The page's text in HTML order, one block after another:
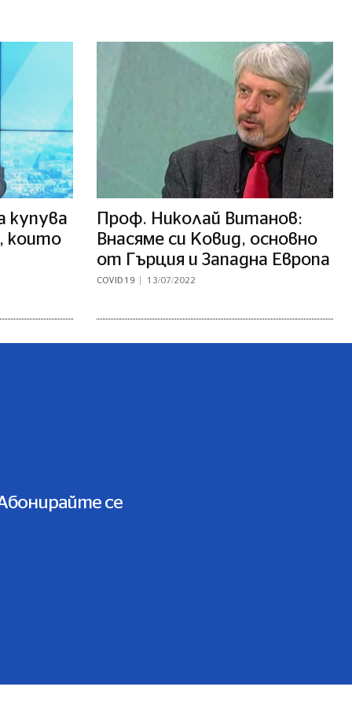
купува
които
Проф. Николай Витанов:
Внасяме си Ковид, основно
от Гърция и Западна Европа
COVID 19 13/07/2022
се